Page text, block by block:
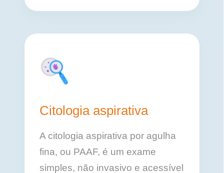
Citologia aspirativa
A citologia aspirativa por agulha
fina, ou PAAF, é um exame
simples, não invasivo e acessível